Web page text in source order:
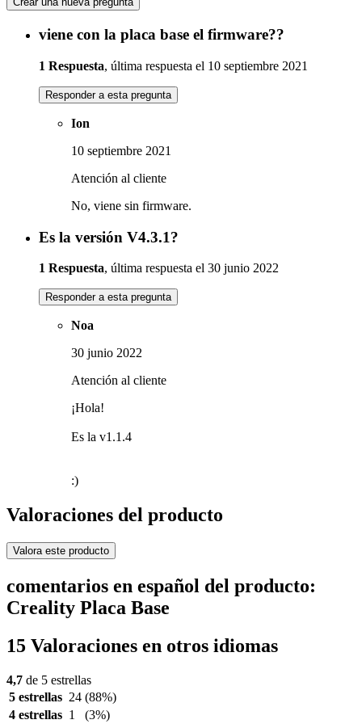
viene con la placa base el firmware??
1 Respuesta, última respuesta el 10 septiembre 2021
Responder a esta pregunta
Ion
10 septiembre 2021
Atención al cliente
No, viene sin firmware.
Es la versión V4.3.1?
1 Respuesta, última respuesta el 30 junio 2022
Responder a esta pregunta
Noa
30 junio 2022
Atención al cliente
¡Hola!
Es la v1.1.4
:)
Valoraciones del producto
Valora este producto
comentarios en español del producto:
Creality Placa Base
15 Valoraciones en otros idiomas
4,7 de 5 estrellas
5 estrellas 24 (88%)
4 estrellas 1
(3%)